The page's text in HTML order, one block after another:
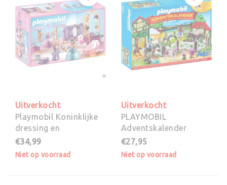
Uitverkocht
Playmobil Koninklijke
dressing en
schoonheidssalon -
6850
€34,99
Niet op voorraad
Uitverkocht
PLAYMOBIL
Adventskalender
Paardrijclub - 9262
€27,95
Niet op voorraad